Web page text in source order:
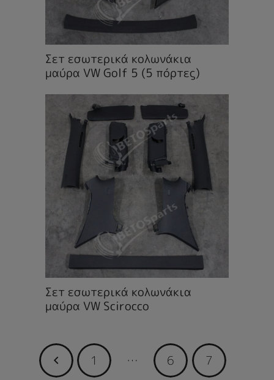
Σετ εσωτερικά κολωνάκια
μαύρα VW Golf 5 (5 πόρτες)
Σετ εσωτερικά κολωνάκια
μαύρα VW Scirocco
1 … 6 7